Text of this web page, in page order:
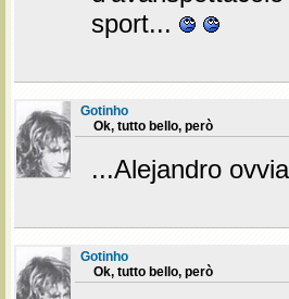
sport...
Gotinho
Ok, tutto bello, però
...Alejandro
Gotinho
Ok, tutto bello, però